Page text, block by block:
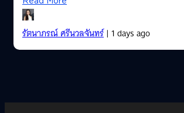
รัตนาภรณ์ ศรีนวลจันทร์| 1 days ago